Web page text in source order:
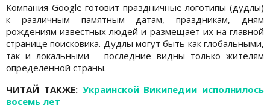
Компания Google готовит праздничные логотипы (дудлы)
к различным памятным датам, праздникам, дням
рождениям известных людей и размещает их на главной
странице поисковика. Дудлы могут быть как глобальными,
так и локальными - последние видны только жителям
определенной страны.
ЧИТАЙ ТАКЖЕ: Украинской Википедии исполнилось
восемь лет